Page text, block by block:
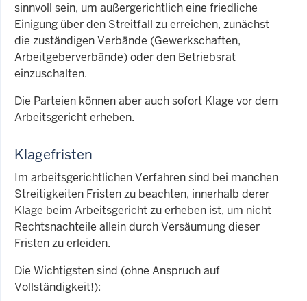
sinnvoll sein, um außergerichtlich eine friedliche
Einigung über den Streitfall zu erreichen, zunächst
die zuständigen Verbände (Gewerkschaften,
Arbeitgeberverbände) oder den Betriebsrat
einzuschalten.
Die Parteien können aber auch sofort Klage vor dem
Arbeitsgericht erheben.
Klagefristen
Im arbeitsgerichtlichen Verfahren sind bei manchen
Streitigkeiten Fristen zu beachten, innerhalb derer
Klage beim Arbeitsgericht zu erheben ist, um nicht
Rechtsnachteile allein durch Versäumung dieser
Fristen zu erleiden.
Die Wichtigsten sind (ohne Anspruch auf
Vollständigkeit!):